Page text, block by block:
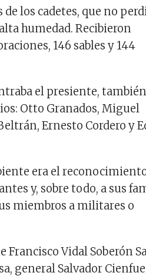
los cadetes, que no
humedad. Recibieron
146 sables y 144
el presiente, también
Otto Granados, Miguel
Ernesto Cordero y
era el
y, sobre todo, a sus
miembros a militares o
Vidal Soberón
general Salvador